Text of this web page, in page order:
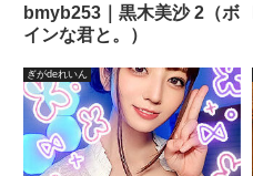
bmyb253｜黒木美沙 2（ボ
インな君と。）
ぎがdeれいん